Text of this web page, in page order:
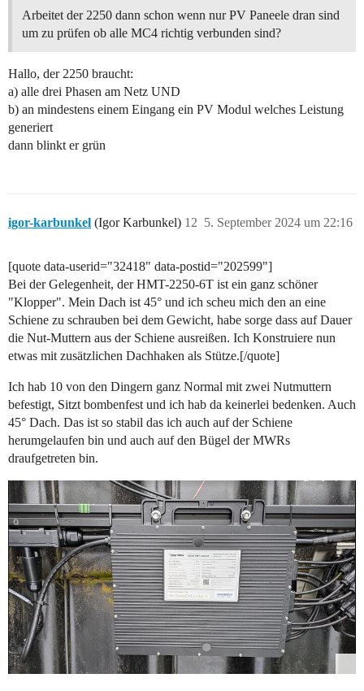
Arbeitet der 2250 dann schon wenn nur PV Paneele dran sind
um zu prüfen ob alle MC4 richtig verbunden sind?
Hallo, der 2250 braucht:
a) alle drei Phasen am Netz UND
b) an mindestens einem Eingang ein PV Modul welches Leistung
generiert
dann blinkt er grün
igor-karbunkel (Igor Karbunkel) 5. September 2024 um 22:16
12
[quote data-userid="32418" data-postid="202599"]
Bei der Gelegenheit, der HMT-2250-6T ist ein ganz schöner
"Klopper". Mein Dach ist 45° und ich scheu mich den an eine
Schiene zu schrauben bei dem Gewicht, habe sorge dass auf Dauer
die Nut-Muttern aus der Schiene ausreißen. Ich Konstruiere nun
etwas mit zusätzlichen Dachhaken als Stütze.[/quote]
Ich hab 10 von den Dingern ganz Normal mit zwei Nutmuttern
befestigt, Sitzt bombenfest und ich hab da keinerlei bedenken. Auch
45° Dach. Das ist so stabil das ich auch auf der Schiene
herumgelaufen bin und auch auf den Bügel der MWRs
draufgetreten bin.